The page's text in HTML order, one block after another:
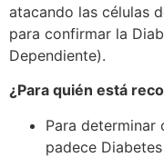
atacando las células
para confirmar la
Dependiente).
¿Para quién está
Para determinar
padece